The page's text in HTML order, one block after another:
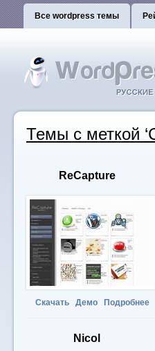
Все wordpress темы
Темы с меткой
ReCapture
Скачать Демо Подробнее
Nicol